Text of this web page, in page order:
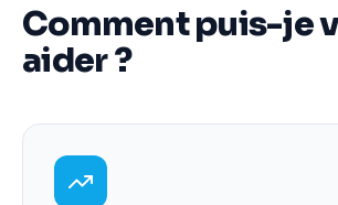
Comment puis-je
aider ?